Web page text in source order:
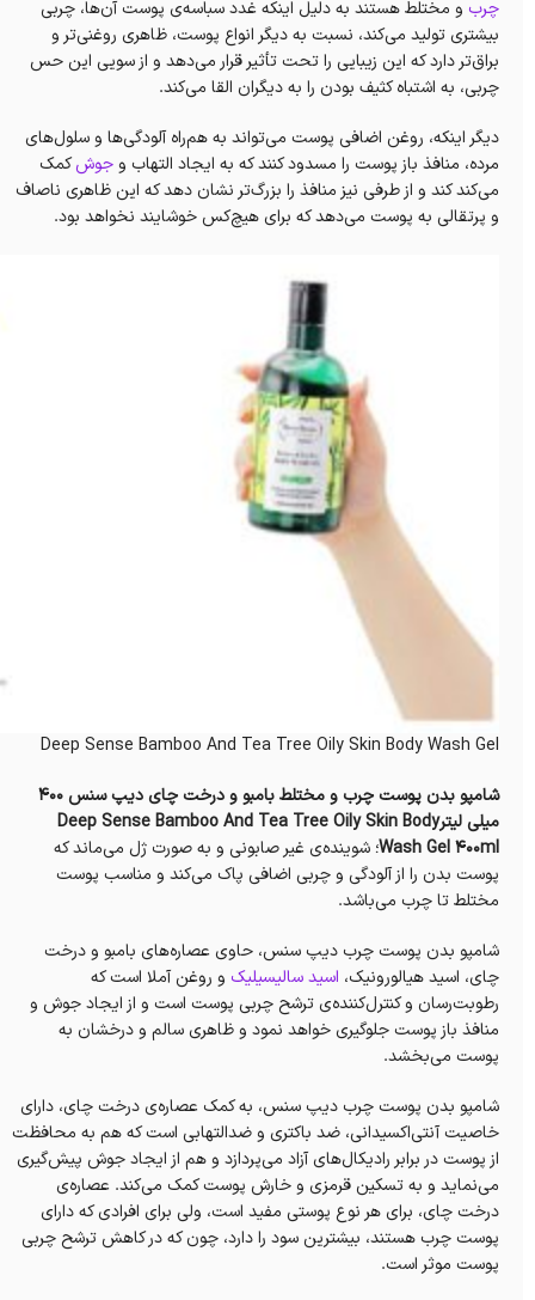
چرب و مختلط هستند به دلیل اینکه غدد سباسه‌ی پوست آن‌ها، چربی
بیشتری تولید می‌کند، نسبت به دیگر انواع پوست، ظاهری روغنی‌تر و
براق‌تر دارد که این زیبایی را تحت تأثیر قرار می‌دهد و از سویی این حس
چربی، به اشتباه کثیف بودن را به دیگران القا می‌کند.
دیگر اینکه، روغن اضافی پوست می‌تواند به هم‌راه آلودگی‌ها و سلول‌های
مرده، منافذ باز پوست را مسدود کنند که به ایجاد التهاب وجوشکمک
می‌کند کند و از طرفی نیز منافذ را بزرگ‌تر نشان دهد که این ظاهری ناصاف
و پرتقالی به پوست می‌دهد که برای هیچ‌کس خوشایند نخواهد بود.
Deep Sense Bamboo And Tea Tree Oily Skin Body Wash Gel
شامپو بدن پوست چرب و مختلط بامبو و درخت چای دیپ سنس 400
میلی لیترDeep Sense Bamboo And Tea Tree Oily Skin Body
Wash Gel 400ml؛ شوینده‌ی غیر صابونی و به صورت ژل می‌ماند که
پوست بدن را از آلودگی و چربی اضافی پاک می‌کند و مناسب پوست
مختلط تا چرب می‌باشد.
شامپو بدن پوست چرب دیپ سنس، حاوی عصاره‌های بامبو و درخت
چای، اسید هیالورونیک، اسید سالیسیلیک و روغن آملا است که
رطوبت‌رسان و کنترل‌کننده‌ی ترشح چربی پوست است و از ایجاد جوش و
منافذ باز پوست جلوگیری خواهد نمود و ظاهری سالم و درخشان به
پوست می‌بخشد.
شامپو بدن پوست چرب دیپ سنس، به کمک عصاره‌ی درخت چای، دارای
خاصیت آنتی‌اکسیدانی، ضد باکتری و ضدالتهابی است که هم به محافظت
از پوست در برابر رادیکال‌های آزاد می‌پردازد و هم از ایجاد جوش پیش‌گیری‌
می‌نماید و به تسکین قرمزی و خارش پوست کمک می‌کند. عصاره‌‌ی
درخت چای، برای هر نوع پوستی مفید است، ولی برای افرادی که دارای
پوست چرب هستند، بیشترین سود را دارد، چون که در کاهش ترشح چربی
پوست موثر است.